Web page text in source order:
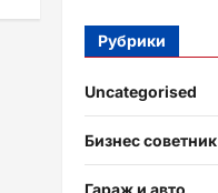
Рубрики
Uncategorised
Бизнес советник
Гараж и авто